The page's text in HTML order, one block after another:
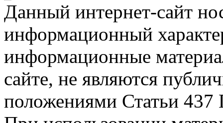
Данный интернет-сайт
информационный
информационные
сайте, не являются
положениями Статьи 437